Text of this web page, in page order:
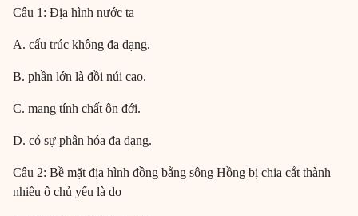
Câu 1: Địa hình nước ta
A. cấu trúc không đa dạng.
B. phần lớn là đồi núi cao.
C. mang tính chất ôn đới.
D. có sự phân hóa đa dạng.
Câu 2: Bề mặt địa hình đồng bằng sông Hồng bị chia cắt thành
nhiều ô chủ yếu là do